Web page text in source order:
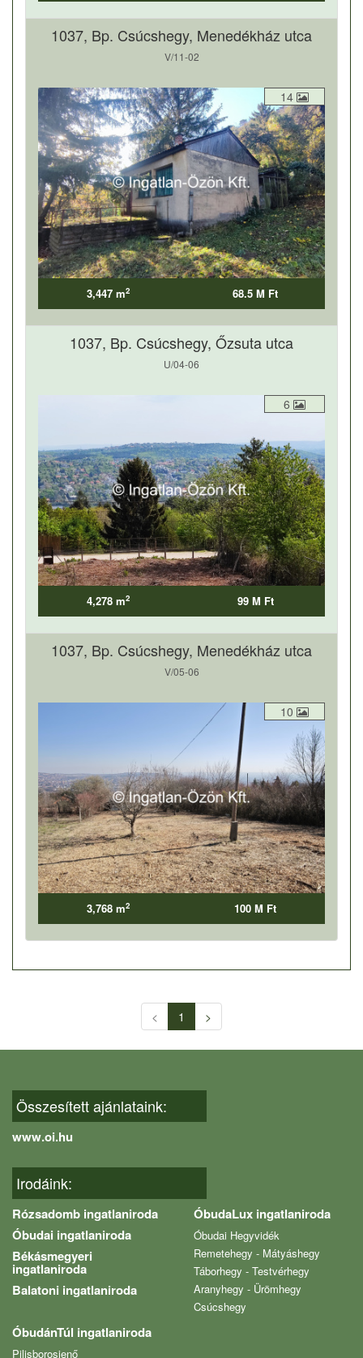
1037, Bp. Csúcshegy, Menedékház utca
V/11-02
14
3,447 m2 68.5 M Ft
1037, Bp. Csúcshegy, Őzsuta utca
U/04-06
6
4,278 m2 99 M Ft
1037, Bp. Csúcshegy, Menedékház utca
V/05-06
10
3,768 m2 100 M Ft
< 1 >
Összesített ajánlataink:
www.oi.hu
Irodáink:
Rózsadomb ingatlaniroda
Óbudai ingatlaniroda
Békásmegyeri
ingatlaniroda
Balatoni ingatlaniroda
ÓbudaLux ingatlaniroda
Óbudai Hegyvidék
Remetehegy - Mátyáshegy
Táborhegy - Testvérhegy
Aranyhegy - Ürömhegy
Csúcshegy
ÓbudánTúl ingatlaniroda
Pilisborosjenő